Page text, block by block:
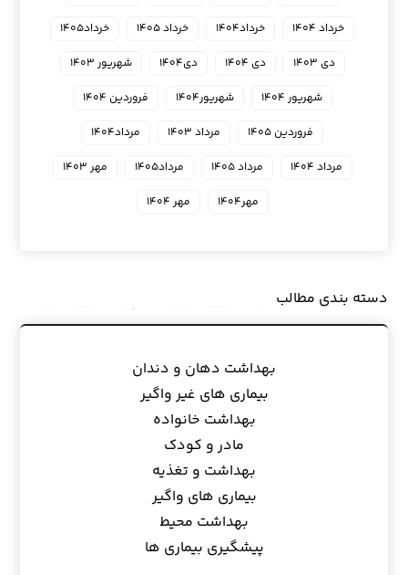
خرداد ۱۴۰۴
خرداد۱۴۰۴ خرداد ۱۴۰۵
خرداد۱۴۰۵
دی ۱۴۰۳
دی ۱۴۰۴ دی۱۴۰۴
شهریور ۱۴۰۳
شهریور ۱۴۰۴
شهریور۱۴۰۴
فروردین ۱۴۰۴
فروردین ۱۴۰۵
مرداد ۱۴۰۳
مرداد۱۴۰۴
مرداد ۱۴۰۴
مرداد ۱۴۰۵ مرداد۱۴۰۵
مهر ۱۴۰۳
مهر۱۴۰۴
مهر ۱۴۰۴
دسته بندی مطالب
بهداشت دهان و دندان
بیماری های غیر واگیر
بهداشت خانواده
مادر و کودک
بهداشت و تغذیه
بیماری های واگیر
بهداشت محیط
پیشگیری بیماری ها